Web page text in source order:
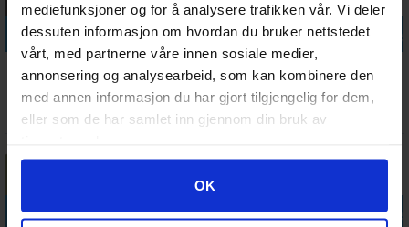
mediefunksjoner og for å analysere trafikken vår. Vi deler
dessuten informasjon om hvordan du bruker nettstedet
vårt, med partnerne våre innen sosiale medier,
annonsering og analysearbeid, som kan kombinere den
med annen informasjon du har gjort tilgjengelig for dem,
eller som de har samlet inn gjennom din bruk av
Googles retningslinjer for personvern
OK
Legg i handlekurven
Vallejo Model
Color Basalt
Grey 17ml
45,- Antall på
lager: 5
Legg i handlekurven
Color
Gunmetal
45,- Antall på
lager:2
Legg i handlekurven
Color Pink
17ml
45,- Antall på
lager:5
Legg i
Vallejo Model
Color Green
Grey
45,-
Legg i handlekurvenLegg i handlekurvenLegg i handlekurven
Legg i